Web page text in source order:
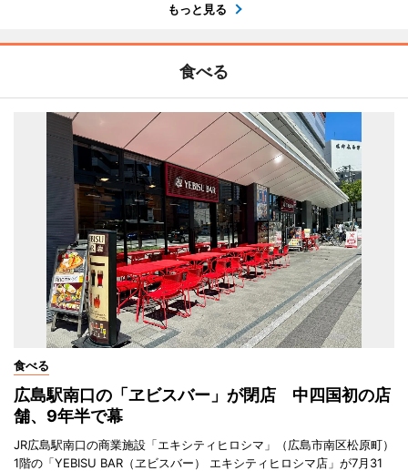
もっと見る
食べる
食べる
広島駅南口の「ヱビスバー」が閉店 中四国初の店
舗、9年半で幕
JR広島駅南口の商業施設「エキシティヒロシマ」（広島市南区松原町）
1階の「YEBISU BAR（ヱビスバー） エキシティヒロシマ店」が7月31